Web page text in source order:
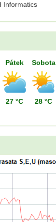
Informatics
Pátek
27 °C
Sobota
28 °C